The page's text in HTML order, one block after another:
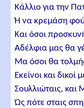
Κάλλιο για την
Ή να κρεμάση
Και όσοι
Αδέλφια μας θα
Μα όσοι θα
Eκείνοι και
Σουλλιώταις, και
Ώς πότε σταις